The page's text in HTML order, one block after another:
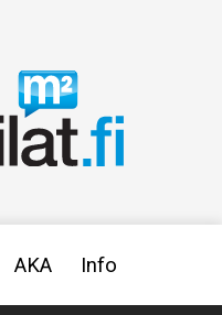
AKA Info